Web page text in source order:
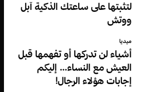
لتثبتها على ساعتك الذكية آبل
ووتش
ميديا
أشياء لن تدركها أو تفهمها قبل
العيش مع النساء… إليكم
إجابات هؤلاء الرجال!